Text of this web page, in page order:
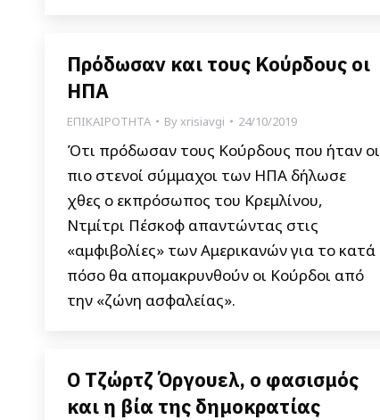
Πρόδωσαν και τους Κούρδους οι
ΗΠΑ
ΕΠΙΚΑΙΡΟΤΗΤΑ Byxrisiavgi 24/10/2019
Ότι πρόδωσαν τους Κούρδους που ήταν οι
πιο στενοί σύμμαχοι των ΗΠΑ δήλωσε
χθες ο εκπρόσωπος του Κρεμλίνου,
Ντμίτρι Πέσκοφ απαντώντας στις
«αμφιβολίες» των Αμερικανών για το κατά
πόσο θα απομακρυνθούν οι Κούρδοι από
την «ζώνη ασφαλείας».
Ο Τζώρτζ Όργουελ, ο φασισμός
και η βία της δημοκρατίας